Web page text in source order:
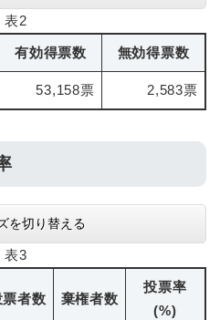
表2
有効得票数 無効得票数
53,158票 2,583票
を切り替える
表3
票者数 棄権者数
投票率
(%)